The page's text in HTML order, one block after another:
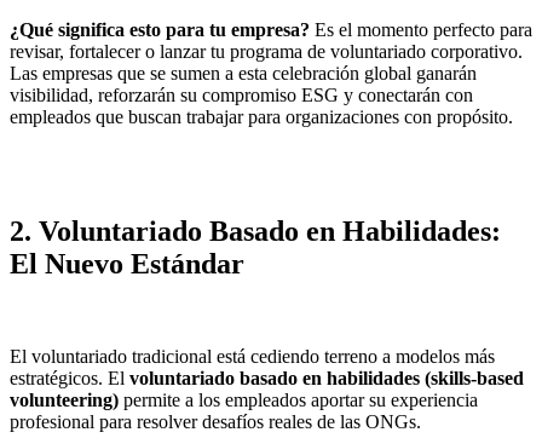
¿Qué significa esto para tu empresa? Es el momento perfecto para
revisar, fortalecer o lanzar tu programa de voluntariado corporativo.
Las empresas que se sumen a esta celebración global ganarán
visibilidad, reforzarán su compromiso ESG y conectarán con
empleados que buscan trabajar para organizaciones con propósito.
2. Voluntariado Basado en Habilidades:
El Nuevo Estándar
El voluntariado tradicional está cediendo terreno a modelos más
estratégicos. El voluntariado basado en habilidades (skills-based
volunteering) permite a los empleados aportar su experiencia
profesional para resolver desafíos reales de las ONGs.